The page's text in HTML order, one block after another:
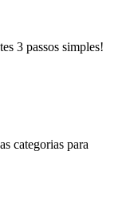
3 passos simples!
categorias para